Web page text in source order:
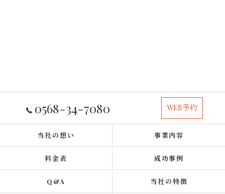
0568-34-7080 WEB予約
当社の想い 事業内容
料金表 成功事例
Q&A 当社の特徴